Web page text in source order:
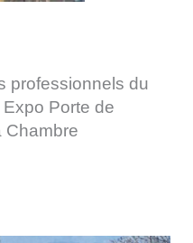
professionnels du
Porte de
Chambre